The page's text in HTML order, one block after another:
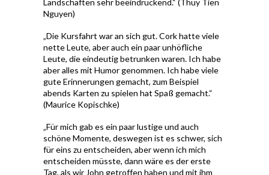
Nguyen)
„Die Kursfahrt war an sich gut. Cork hatte viele
nette Leute, aber auch ein paar unhöfliche
Leute, die eindeutig betrunken waren. Ich habe
aber alles mit Humor genommen. Ich habe viele
gute Erinnerungen gemacht, zum Beispiel
abends Karten zu spielen hat Spaß gemacht.“
(Maurice Kopischke)
„Für mich gab es ein paar lustige und auch
schöne Momente, deswegen ist es schwer, sich
für eins zu entscheiden, aber wenn ich mich
entscheiden müsste, dann wäre es der erste
Tag, als wir John getroffen haben und mit ihm